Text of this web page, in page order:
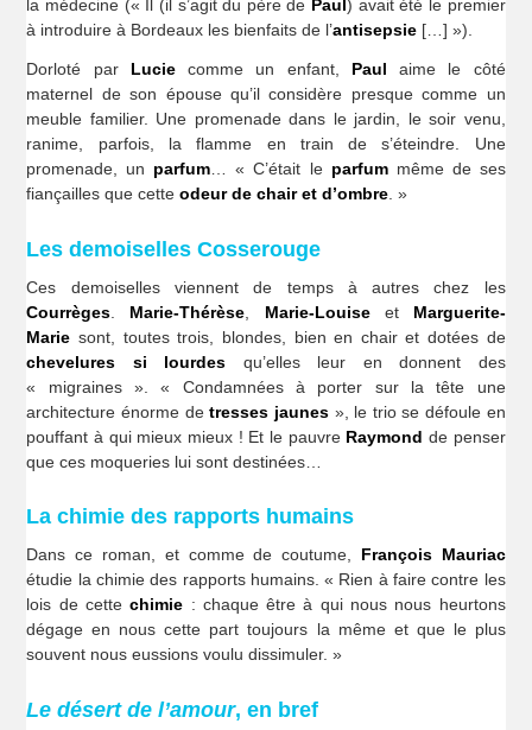
la médecine (« Il (il s’agit du père de Paul) avait été le premier
à introduire à Bordeaux les bienfaits de l’antisepsie […] »).
Dorloté par Luciecomme un enfant, Paulaime le côté
maternel de son épouse qu’il considère presque comme un
meuble familier. Une promenade dans le jardin, le soir venu,
ranime, parfois, la flamme en train de s’éteindre. Une
promenade, un parfum … « C’était le parfummême de ses
fiançailles que cetteodeur de chair et d’ombre . »
Les demoiselles Cosserouge
Ces demoiselles viennent de temps à autres chez les
Courrèges
Marie-Thérèse Marie-Louiseet Marguerite-
Marie sont, toutes trois, blondes, bien en chair et dotées de
chevelures si lourdes qu’elles leur en donnent des
« migraines ». « Condamnées à porter sur la tête une
architecture énorme detresses jaunes», le trio se défoule en
pouffant à qui mieux mieux ! Et le pauvre Raymond de penser
que ces moqueries lui sont destinées…
La chimie des rapports humains
Dans ce roman, et comme de coutume, François Mauriac
étudie la chimie des rapports humains. « Rien à faire contre les
lois de cettechimie : chaque être à qui nous nous heurtons
dégage en nous cette part toujours la même et que le plus
souvent nous eussions voulu dissimuler. »
Le désert de l’amour, en bref